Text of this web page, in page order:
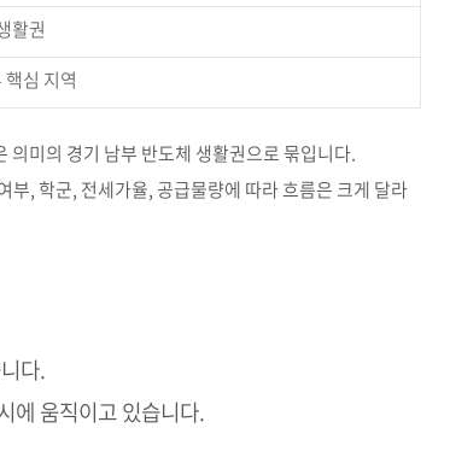
활권
심 지역
의미의 경기 남부 반도체 생활권으로 묶입니다.
부, 학군, 전세가율, 공급물량에 따라 흐름은 크게 달라
다.
에 움직이고 있습니다.